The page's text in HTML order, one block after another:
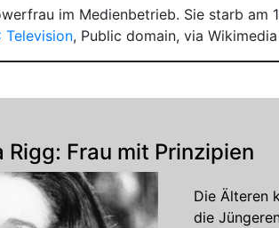
im Medienbetrieb. Sie starb am
Television, Public domain, via
Rigg: Frau mit Prinzipien
Die Älteren
die